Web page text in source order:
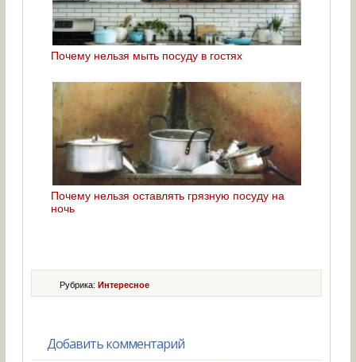
Почему нельзя мыть посуду в гостях
Почему нельзя оставлять грязную посуду на
ночь
Рубрика:Интересное
Добавить комментарий